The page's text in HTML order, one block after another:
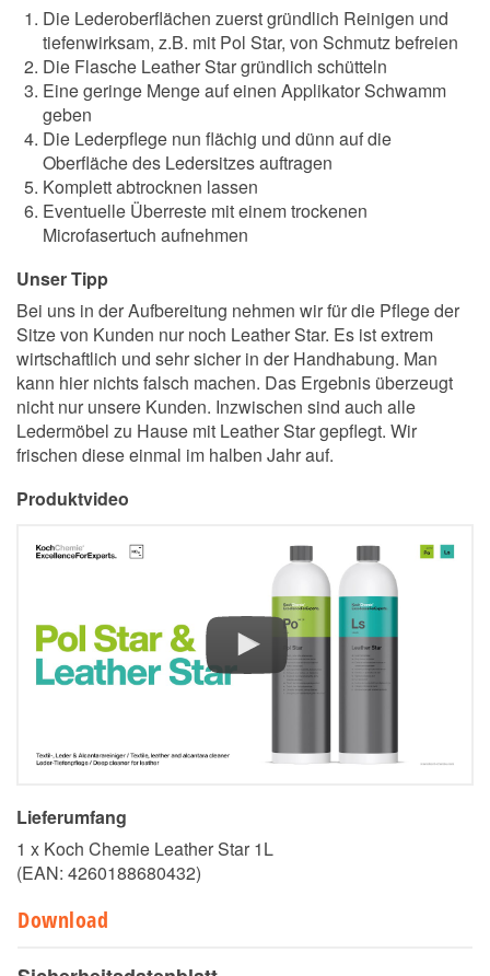
Die Lederoberflächen zuerst gründlich Reinigen und
tiefenwirksam, z.B. mit Pol Star, von Schmutz befreien
Die Flasche Leather Star gründlich schütteln
Eine geringe Menge auf einen Applikator Schwamm
geben
Die Lederpflege nun flächig und dünn auf die
Oberfläche des Ledersitzes auftragen
Komplett abtrocknen lassen
Eventuelle Überreste mit einem trockenen
Microfasertuch aufnehmen
Unser Tipp
Bei uns in der Aufbereitung nehmen wir für die Pflege der
Sitze von Kunden nur noch Leather Star. Es ist extrem
wirtschaftlich und sehr sicher in der Handhabung. Man
kann hier nichts falsch machen. Das Ergebnis überzeugt
nicht nur unsere Kunden. Inzwischen sind auch alle
Ledermöbel zu Hause mit Leather Star gepflegt. Wir
frischen diese einmal im halben Jahr auf.
Produktvideo
Lieferumfang
1 x Koch Chemie Leather Star 1L
(EAN: 4260188680432)
Download